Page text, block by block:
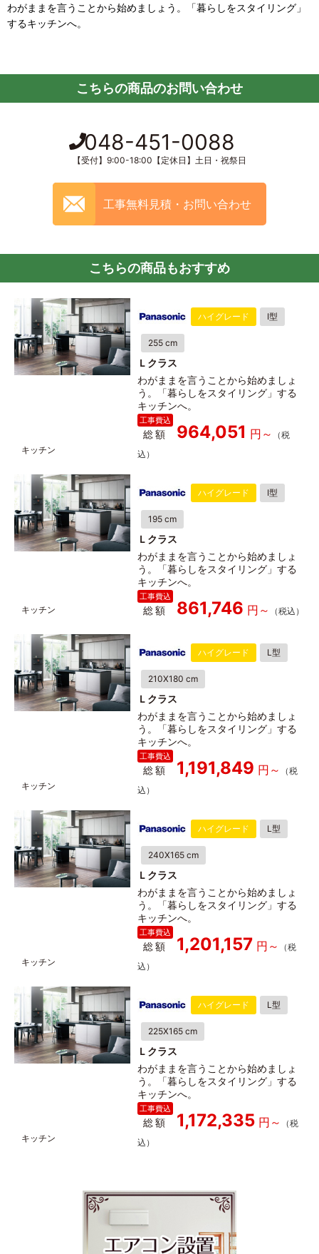
わがままを言うことから始めましょう。「暮らしをスタイリング」
するキッチンへ。
こちらの商品のお問い合わせ
048-451-0088
【受付】9:00-18:00【定休日】土日・祝祭日
工事無料見積・お問い合わせ
こちらの商品もおすすめ
ハイグレード I型
255 cm
Ｌクラス
わがままを言うことから始めましょ
う。「暮らしをスタイリング」する
キッチンへ。
総額 964,051
ハイグレード I型
195 cm
Ｌクラス
わがままを言うことから始めましょ
う。「暮らしをスタイリング」する
キッチンへ。
総額 861,746
ハイグレード L型
210X180 cm
Ｌクラス
わがままを言うことから始めましょ
う。「暮らしをスタイリング」する
キッチンへ。
総額 1,191,849
ハイグレード L型
240X165 cm
Ｌクラス
わがままを言うことから始めましょ
う。「暮らしをスタイリング」する
キッチンへ。
総額 1,201,157
ハイグレード L型
225X165 cm
Ｌクラス
わがままを言うことから始めましょ
う。「暮らしをスタイリング」する
キッチンへ。
総額 1,172,335